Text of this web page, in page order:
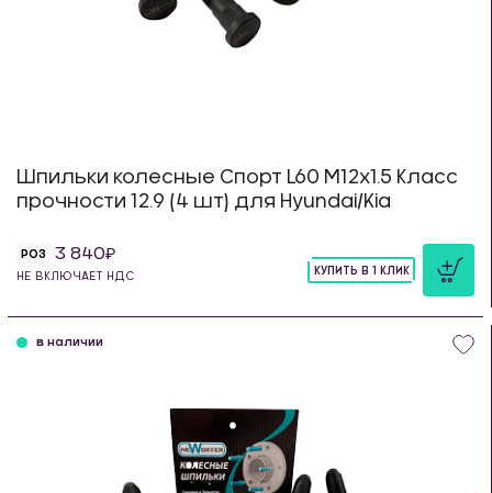
Шпильки колесные Спорт L60 М12х1.5 Класс
прочности 12.9 (4 шт) для Hyundai/Kia
РОЗ 3 840
НЕ ВКЛЮЧАЕТ НДС
КУПИТЬ В 1 КЛИК
в наличии